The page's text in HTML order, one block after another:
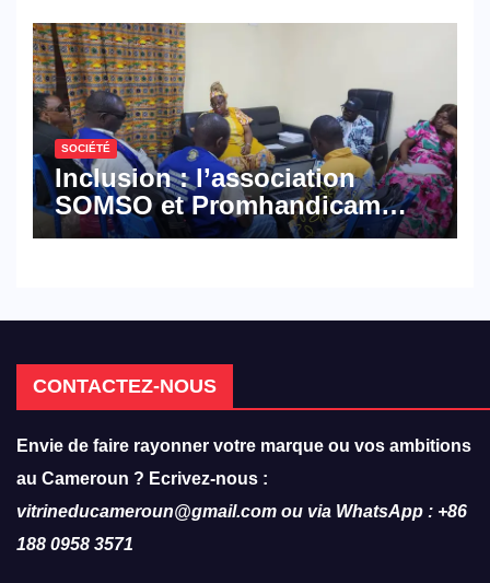
SOCIÉTÉ
Inclusion : l’association
SOMSO et Promhandicam
militent en faveur d’une
CONTACTEZ-NOUS
Envie de faire rayonner votre marque ou vos ambitions
au Cameroun ? Ecrivez-nous :
vitrineducameroun@gmail.com ou via WhatsApp : +86
188 0958 3571